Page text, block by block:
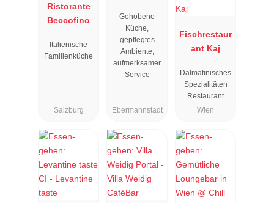
Ristorante
Beccofino
Italienische
Familienküche
Salzburg
"
Gehobene
Küche,
gepflegtes
Ambiente,
aufmerksamer
Service
Ebermannstadt
Fischrestaur
ant Kaj
Dalmatinisches
Spezialitäten
Restaurant
Wien